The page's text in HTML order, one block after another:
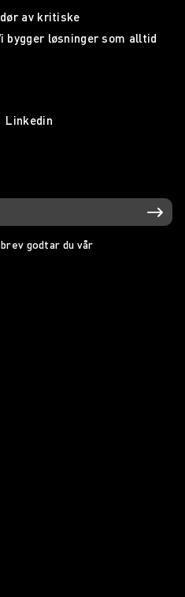
av kritiske
bygger løsninger som alltid
Linkedin
godtar du vår